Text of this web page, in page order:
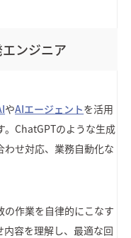
ンジニア
やAIエージェントを活用
。ChatGPTのような生成
せ対応、業務自動化な
作業を自律的にこなす
容を理解し、最適な回